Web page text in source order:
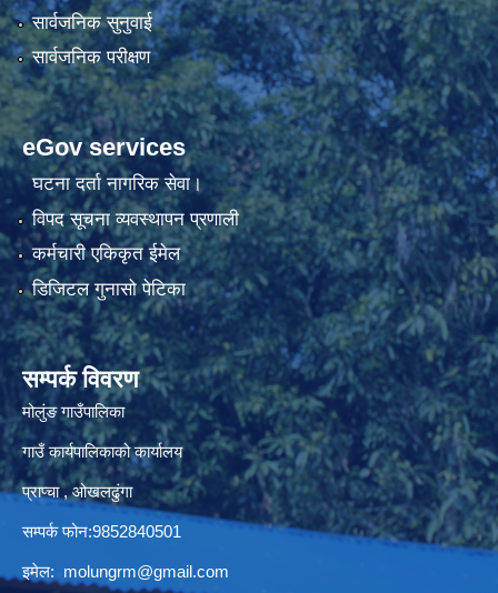
सार्वजनिक सुनुवाई
सार्वजनिक परीक्षण
eGov services
घटना दर्ता नागरिक सेवा।
विपद सूचना व्यवस्थापन प्रणाली
कर्मचारी एकिकृत ईमेल
डिजिटल गुनासो पेटिका
सम्पर्क विवरण
मोलुंङ गाउँपालिका
गाउँ कार्यपालिकाको कार्यालय
प्राप्चा , ओखलढुंगा
सम्पर्क फोन:9852840501
इमेल: molungrm@gmail.com